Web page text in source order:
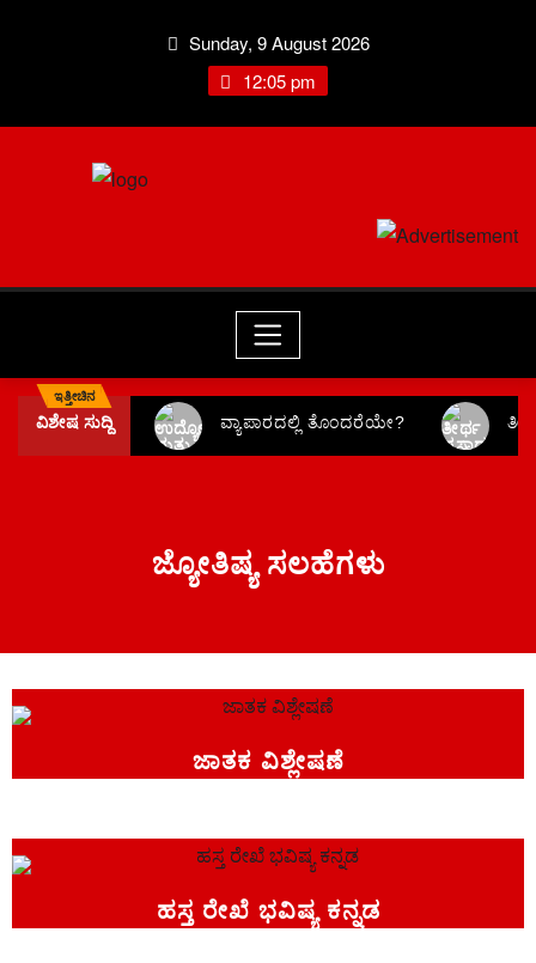
Sunday, 9 August 2026
12:05 pm
ಇತ್ತೀಚಿನ
ವಿಶೇಷ ಸುದ್ದಿ ವ್ಯಾಪಾರದಲ್ಲಿ ತೊಂದರೆಯೇ?
ಜ್ಯೋತಿಷ್ಯ ಸಲಹೆಗಳು
ಜಾತಕ ವಿಶ್ಲೇಷಣೆ
ಹಸ್ತ ರೇಖೆ ಭವಿಷ್ಯ ಕನ್ನಡ